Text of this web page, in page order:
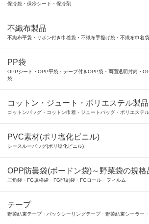
保冷袋・保冷シート・保冷剤
不織布製品
不織布平袋・リボン付き巾着袋・不織布手提げ袋・不織布巾着袋
PP袋
OPPシート・OPP平袋・テープ付きOPP袋・両面透明封筒・
袋
コットン・ジュート・ポリエステル製品
コットンバッグ・コットン巾着・ジュートバッグ・ポリエステ
PVC素材(ポリ塩化ビニル)
シースルーバッグ(ポリ塩化ビニル)
OPP防曇袋(ボードン袋)～野菜袋の規格
三角袋・FG規格袋・FG印刷袋・FGロール・フィルム
テープ
野菜結束テープ・バックシーリングテープ・野菜結束シーラー